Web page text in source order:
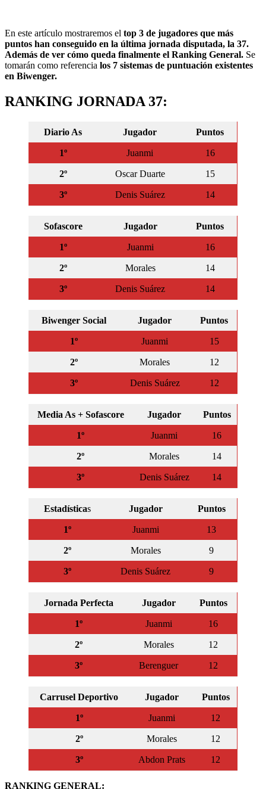
En este artículo mostraremos el top 3 de jugadores que más
puntos han conseguido en la última jornada disputada, la 37.
Además de ver cómo queda finalmente el Ranking General. Se
tomarán como referencia los 7 sistemas de puntuación existentes
en Biwenger.
RANKING JORNADA 37:
Diario As Jugador Puntos
1º Juanmi 16
2º Oscar Duarte 15
3º Denis Suárez 14
Sofascore Jugador Puntos
1º Juanmi 16
2º Morales 14
3º Denis Suárez 14
Biwenger Social Jugador Puntos
1º Juanmi 15
2º Morales 12
3º Denis Suárez 12
Media As + Sofascore Jugador Puntos
1º Juanmi 16
2º Morales 14
3º Denis Suárez 14
Estadísticas Jugador Puntos
1º Juanmi 13
2º Morales 9
3º Denis Suárez 9
Jornada Perfecta Jugador Puntos
1º Juanmi 16
2º Morales 12
3º Berenguer 12
Carrusel Deportivo Jugador Puntos
1º Juanmi 12
2º Morales 12
3º Abdon Prats 12
RANKING GENERAL: